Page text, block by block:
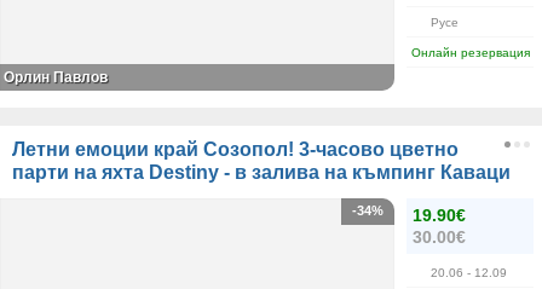
Русе
Онлайн резервация
Орлин Павлов
Летни емоции край Созопол! 3-часово цветно
парти на яхта Destiny - в залива на къмпинг Каваци
19.90€
30.00€
20.06 - 12.09
-34%